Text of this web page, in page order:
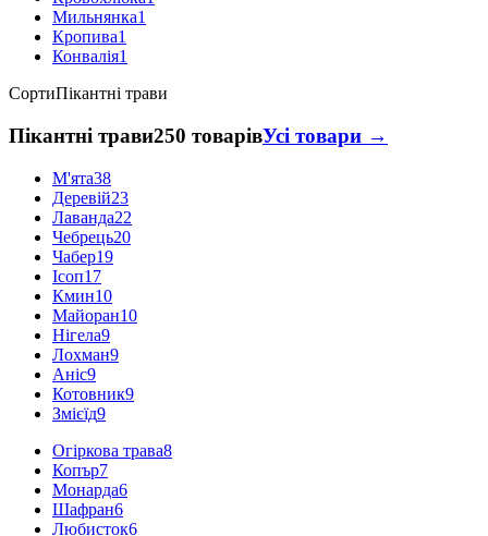
Мильнянка1
Кропива1
Конвалія1
СортиПікантні трави
Пікантні трави250 товарівУсі товари →
М'ята38
Деревій23
Лаванда22
Чебрець20
Чабер19
Ісоп17
Кмин10
Майоран10
Нігела9
Лохман9
Аніс9
Котовник9
Змієїд9
Огіркова трава8
Копър7
Монарда6
Шафран6
Любисток6